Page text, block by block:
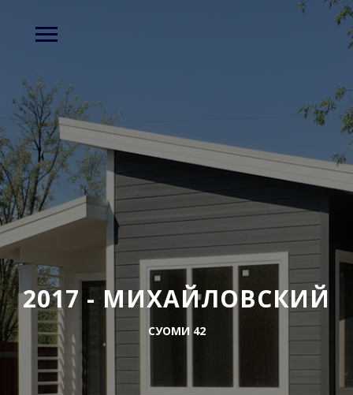
2017 - МИХАЙЛОВСКИЙ
СУОМИ 42